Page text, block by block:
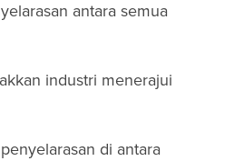
antara semua
industri menerajui
di antara